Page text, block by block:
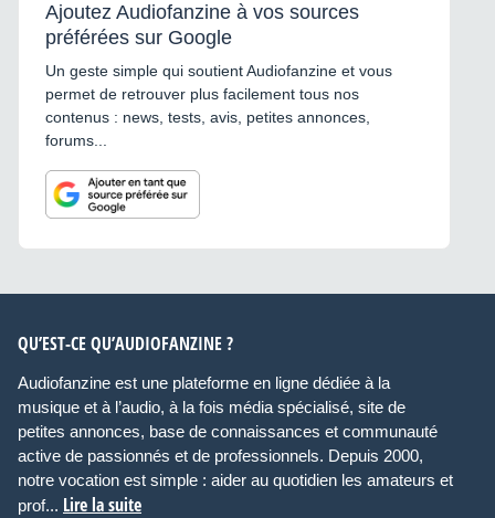
Ajoutez Audiofanzine à vos sources
préférées sur Google
Un geste simple qui soutient Audiofanzine et vous
permet de retrouver plus facilement tous nos
contenus : news, tests, avis, petites annonces,
forums...
QU’EST-CE QU’AUDIOFANZINE ?
Audiofanzine est une plateforme en ligne dédiée à la
musique et à l’audio, à la fois média spécialisé, site de
petites annonces, base de connaissances et communauté
active de passionnés et de professionnels. Depuis 2000,
notre vocation est simple : aider au quotidien les amateurs et
prof... Lire la suite